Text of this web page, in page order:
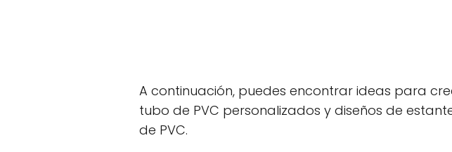
A continuación, puedes encontrar ideas para
tubo de PVC personalizados y diseños de
de PVC.